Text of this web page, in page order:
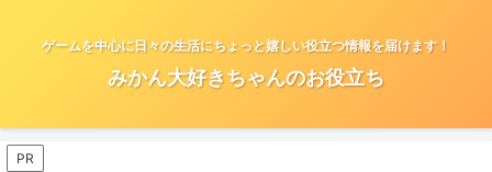
ゲームを中心に日々の生活にちょっと嬉しい役立つ情報を届けます！
みかん大好きちゃんのお役立ち
PR